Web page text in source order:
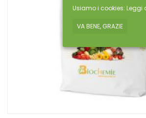
Usiamo i cookies: Leggi
VA BENE, GRAZIE